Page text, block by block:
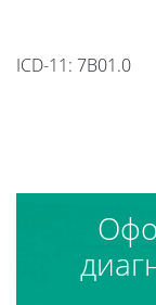
ICD-11: 7B01.0